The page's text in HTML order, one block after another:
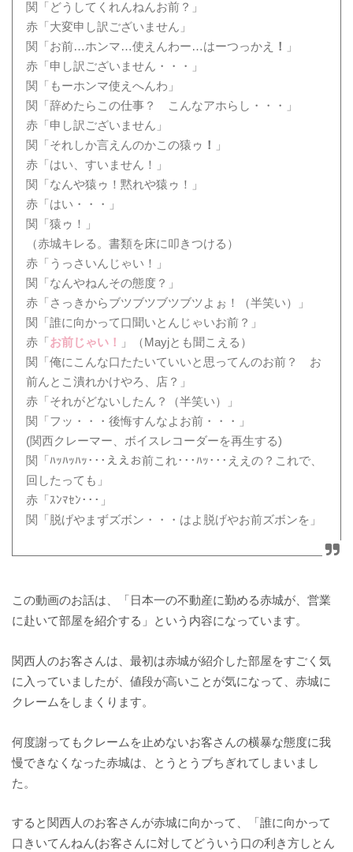
関「どうしてくれんねんお前？」
赤「大変申し訳ございません」
関「お前…ホンマ…使えんわー…はーつっかえ
！
」
赤「申し訳ございません・・・」
関「もーホンマ使えへんわ」
関「辞めたらこの仕事？ こんなアホらし・・・」
赤「申し訳ございません」
関「それしか言えんのかこの猿ゥ ！
」
赤「はい、すいません！」
関「なんや猿ゥ！黙れや猿ゥ！」
赤「はい・・・」
関「猿ゥ！」
（赤城キレる。書類を床に叩きつける）
赤「うっさいんじゃい！」
関「なんやねんその態度？」
赤「さっきからブツブツブツブツよぉ！（半笑い）」
関「誰に向かって口聞いとんじゃいお前？」
赤「 お前じゃい！
」（Mayjとも聞こえる）
関「俺にこんな口たたいていいと思ってんのお前？ お
前んとこ潰れかけやろ、店？」
赤「それがどないしたん？（半笑い）」
関「フッ・・・後悔すんなよお前・・・」
(関西クレーマー、ボイスレコーダーを再生する)
関「ﾊｯﾊｯﾊｯ･･･ええお前これ･･･ﾊｯ･･･ええの？これで、
回したっても」
赤「ｽﾝﾏｾﾝ･･･」
関「脱げやまずズボン・・・はよ脱げやお前ズボンを」
この動画のお話は、「日本一の不動産に勤める赤城が、営業
に赴いて部屋を紹介する」という内容になっています。
関西人のお客さんは、最初は赤城が紹介した部屋をすごく気
に入っていましたが、値段が高いことが気になって、赤城に
クレームをしまくります。
何度謝ってもクレームを止めないお客さんの横暴な態度に我
慢できなくなった赤城は、とうとうブちぎれてしまいまし
た。
すると関西人のお客さんが赤城に向かって、「誰に向かって
口きいてんねん(お客さんに対してどういう口の利き方しとん